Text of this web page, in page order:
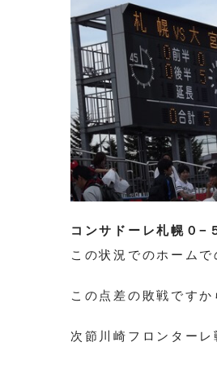
コンサドーレ札幌０−
この状況でのホーム
この点差の敗戦です
次節川崎フロンター